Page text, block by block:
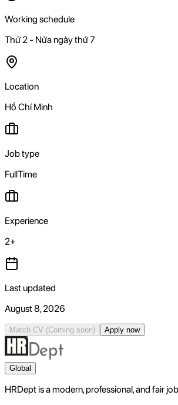
Working schedule
Thứ 2 - Nửa ngày thứ 7
Location
Hồ Chí Minh
Job type
FullTime
Experience
2+
Last updated
August 8, 2026
Match CV (Coming soon) Apply now
Global
HRDept is a modern, professional, and fair